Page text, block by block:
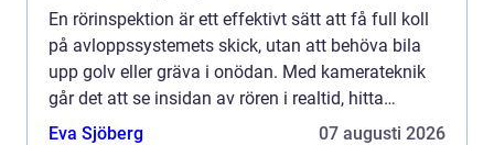
En rörinspektion är ett effektivt sätt att få full koll
på avloppssystemets skick, utan att behöva bila
upp golv eller gräva i onödan. Med kamerateknik
går det att se insidan av rören i realtid, hitta
problem i tid och planera åtgärder på ett smart o...
Eva Sjöberg 07 augusti 2026